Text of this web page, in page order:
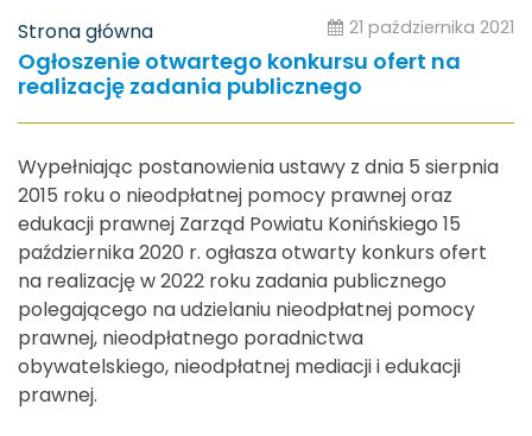
Strona główna 21 października 2021
Ogłoszenie otwartego konkursu ofert na
realizację zadania publicznego
Wypełniając postanowienia ustawy z dnia 5 sierpnia
2015 roku o nieodpłatnej pomocy prawnej oraz
edukacji prawnej Zarząd Powiatu Konińskiego 15
października 2020 r. ogłasza otwarty konkurs ofert
na realizację w 2022 roku zadania publicznego
polegającego na udzielaniu nieodpłatnej pomocy
prawnej, nieodpłatnego poradnictwa
obywatelskiego, nieodpłatnej mediacji i edukacji
prawnej.